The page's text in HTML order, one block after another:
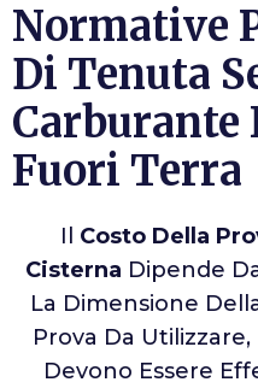
Normative
Di Tenuta
Fuori Terra
Il Costo Della
Cisterna Dipende
La Dimensione
Prova Da
Devono Essere